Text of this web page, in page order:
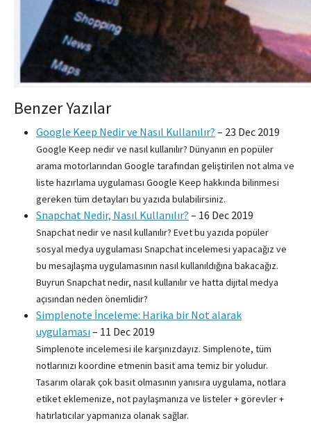
Benzer Yazılar
Google Keep Nedir ve Nasıl Kullanılır? – 23 Dec 2019
Google Keep nedir ve nasıl kullanılır? Dünyanın en popüler
arama motorlarından Google tarafından geliştirilen not alma ve
liste hazırlama uygulaması Google Keep hakkında bilinmesi
gereken tüm detayları bu yazıda bulabilirsiniz.
Snapchat Nedir, Nasıl Kullanılır? – 16 Dec 2019
Snapchat nedir ve nasıl kullanılır? Evet bu yazıda popüler
sosyal medya uygulaması Snapchat incelemesi yapacağız ve
bu mesajlaşma uygulamasının nasıl kullanıldığına bakacağız.
Buyrun Snapchat nedir, nasıl kullanılır ve hatta dijital medya
açısından neden önemlidir?
Simplenote İnceleme: Harika bir Not alarak
uygulaması – 11 Dec 2019
Simplenote incelemesi ile karşınızdayız. Simplenote, tüm
notlarınızı koordine etmenin basit ama temiz bir yoludur.
Tasarım olarak çok basit olmasının yanısıra uygulama, notlara
etiket eklemenize, not paylaşmanıza ve listeler + görevler +
hatırlatıcılar yapmanıza olanak sağlar.